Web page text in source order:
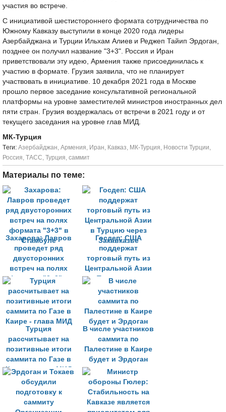
участия во встрече.
С инициативой шестистороннего формата сотрудничества по
Южному Кавказу выступили в конце 2020 года лидеры
Азербайджана и Турции Ильхам Алиев и Реджеп Тайип Эрдоган,
позднее он получил название "3+3". Россия и Иран
приветствовали эту идею, Армения также присоединилась к
участию в формате. Грузия заявила, что не планирует
участвовать в инициативе. 10 декабря 2021 года в Москве
прошло первое заседание консультативной региональной
платформы на уровне заместителей министров иностранных дел
пяти стран. Грузия воздержалась от встречи в 2021 году и от
текущего заседания на уровне глав МИД.
МК-Турция
Tеги: Азербайджан, Армения, Иран, Кавказ, МК-Турция, Новости Турции,
Россия, ТАСС, Турция, саммит
Материалы по теме:
Захарова: Лавров
проведет ряд
двусторонних
встреч на полях
формата "3+3" в
Стамбуле
Госдеп: США
поддержат
торговый путь из
Центральной Азии
в Турцию через
Закавказье
Турция
рассчитывает на
позитивные итоги
саммита по Газе в
Каире - глава МИД
В числе участников
саммита по
Палестине в Каире
будет и Эрдоган